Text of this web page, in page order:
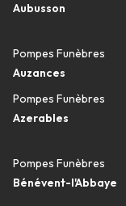
Aubusson
Pompes Funèbres
Auzances
Pompes Funèbres
Azerables
Pompes Funèbres
Bénévent-l'Abbaye